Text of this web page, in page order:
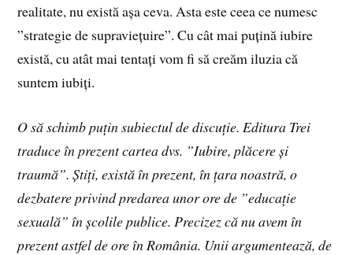
realitate, nu există așa ceva. Asta este ceea ce numesc
”strategie de supraviețuire”. Cu cât mai puțină iubire
există, cu atât mai tentați vom fi să creăm iluzia că
suntem iubiți.
O să schimb puțin subiectul de discuție. Editura Trei
traduce în prezent cartea dvs. ”Iubire, plăcere și
traumă”. Știți, există în prezent, în țara noastră, o
dezbatere privind predarea unor ore de ”educație
sexuală” în școlile publice. Precizez că nu avem în
prezent astfel de ore în România. Unii argumentează, de